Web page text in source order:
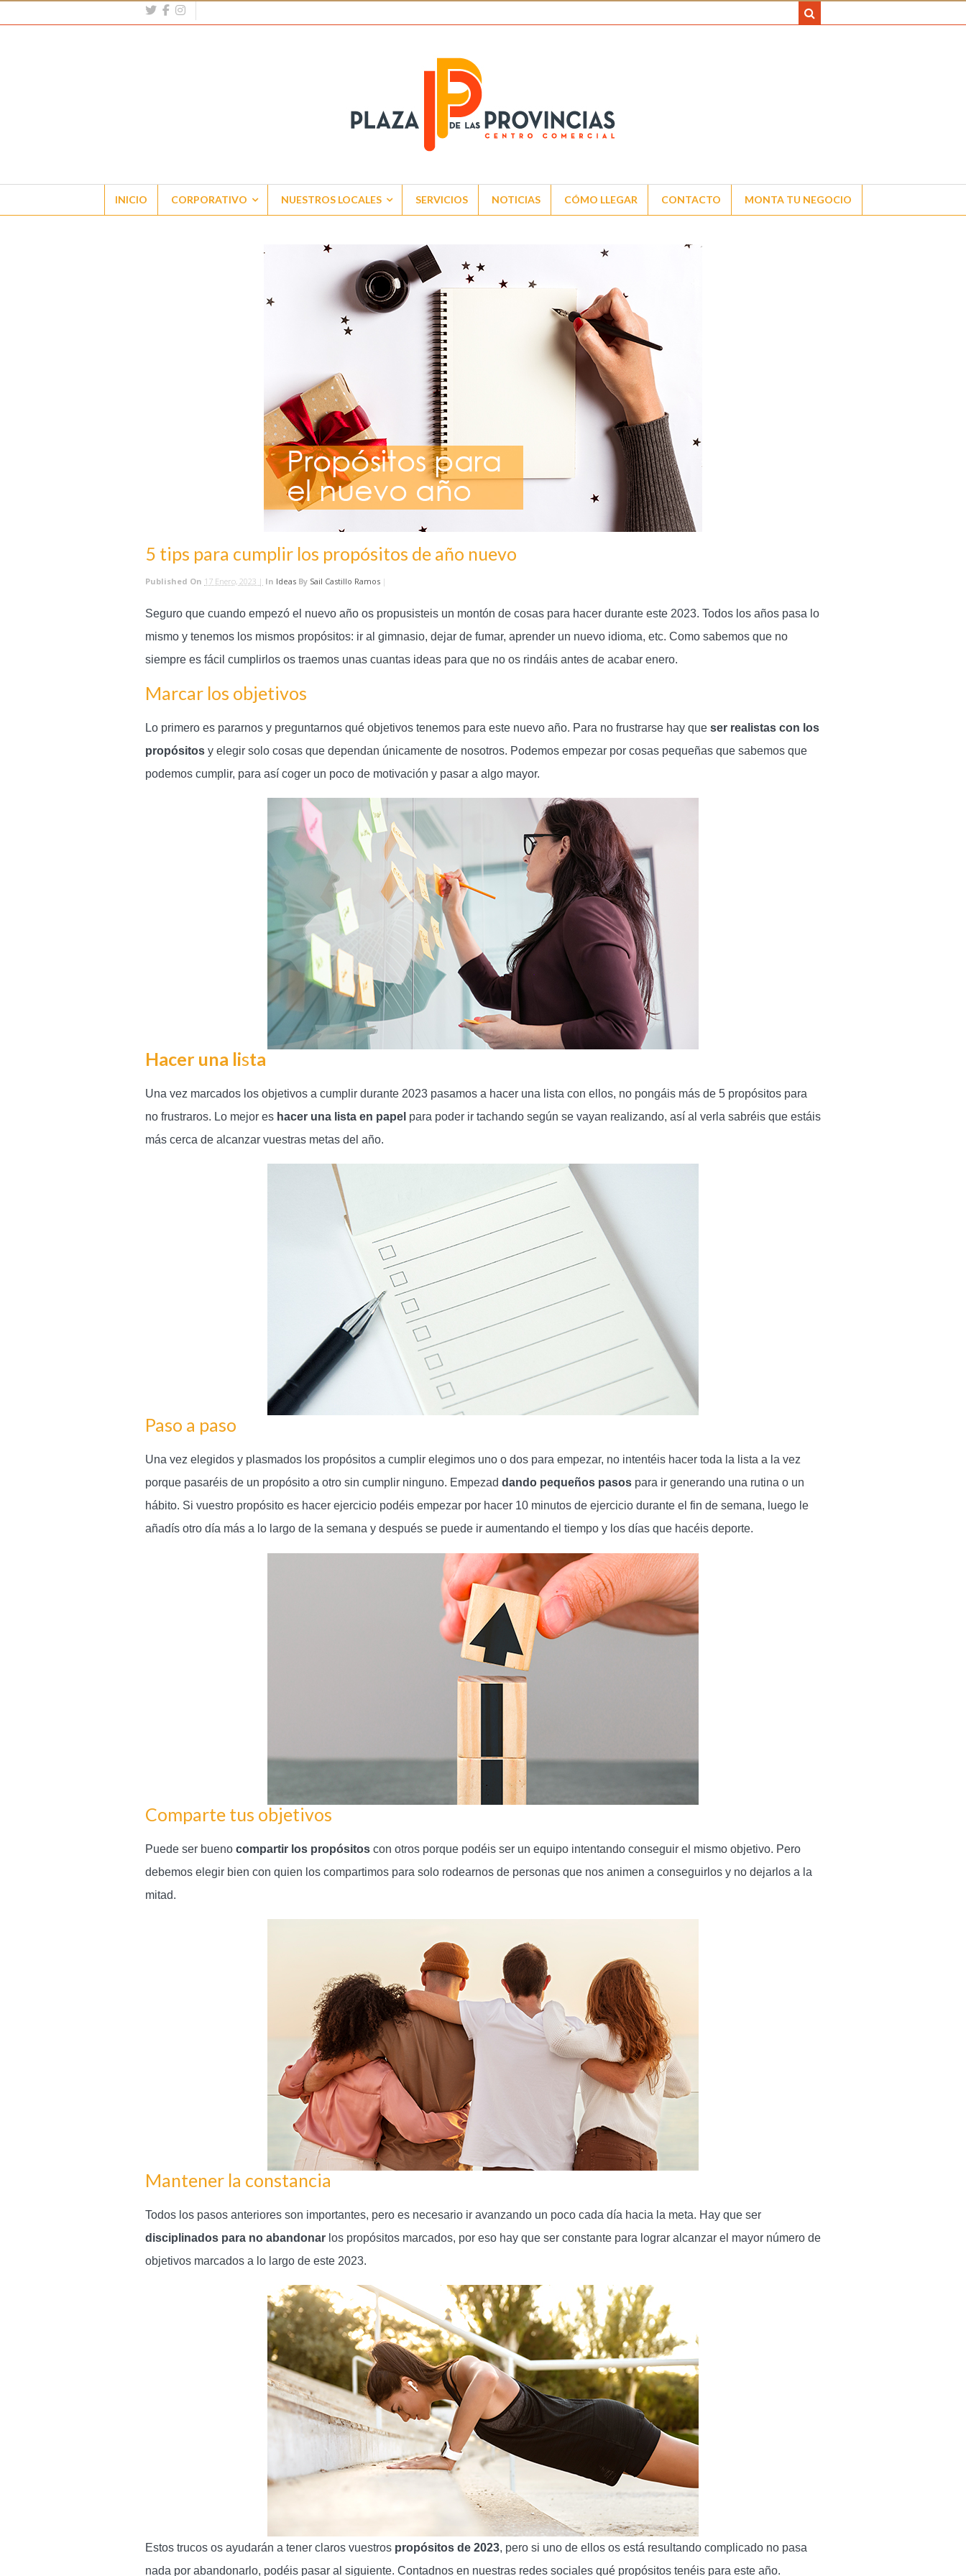
INICIO CORPORATIVO NUESTROS LOCALES SERVICIOS NOTICIAS CÓMO LLEGAR CONTACTO MONTA TU NEGOCIO
5 tips para cumplir los propósitos de año nuevo
Published On 17 Enero, 2023 | In Ideas By Sail Castillo Ramos |
Seguro que cuando empezó el nuevo año os propusisteis un montón de cosas para hacer durante este 2023. Todos los años pasa lo
mismo y tenemos los mismos propósitos: ir al gimnasio, dejar de fumar, aprender un nuevo idioma, etc. Como sabemos que no
siempre es fácil cumplirlos os traemos unas cuantas ideas para que no os rindáis antes de acabar enero.
Marcar los objetivos
Lo primero es pararnos y preguntarnos qué objetivos tenemos para este nuevo año. Para no frustrarse hay que ser realistas con los
propósitos y elegir solo cosas que dependan únicamente de nosotros. Podemos empezar por cosas pequeñas que sabemos que
podemos cumplir, para así coger un poco de motivación y pasar a algo mayor.
Hacer una lista
Una vez marcados los objetivos a cumplir durante 2023 pasamos a hacer una lista con ellos, no pongáis más de 5 propósitos para
no frustraros. Lo mejor es hacer una lista en papel para poder ir tachando según se vayan realizando, así al verla sabréis que estáis
más cerca de alcanzar vuestras metas del año.
Paso a paso
Una vez elegidos y plasmados los propósitos a cumplir elegimos uno o dos para empezar, no intentéis hacer toda la lista a la vez
porque pasaréis de un propósito a otro sin cumplir ninguno. Empezad dando pequeños pasos para ir generando una rutina o un
hábito. Si vuestro propósito es hacer ejercicio podéis empezar por hacer 10 minutos de ejercicio durante el fin de semana, luego le
añadís otro día más a lo largo de la semana y después se puede ir aumentando el tiempo y los días que hacéis deporte.
Comparte tus objetivos
Puede ser bueno compartir los propósitos con otros porque podéis ser un equipo intentando conseguir el mismo objetivo. Pero
debemos elegir bien con quien los compartimos para solo rodearnos de personas que nos animen a conseguirlos y no dejarlos a la
mitad.
Mantener la constancia
Todos los pasos anteriores son importantes, pero es necesario ir avanzando un poco cada día hacia la meta. Hay que ser
disciplinados para no abandonar los propósitos marcados, por eso hay que ser constante para lograr alcanzar el mayor número de
objetivos marcados a lo largo de este 2023.
Estos trucos os ayudarán a tener claros vuestros propósitos de 2023, pero si uno de ellos os está resultando complicado no pasa
nada por abandonarlo, podéis pasar al siguiente. Contadnos en nuestras redes sociales qué propósitos tenéis para este año.